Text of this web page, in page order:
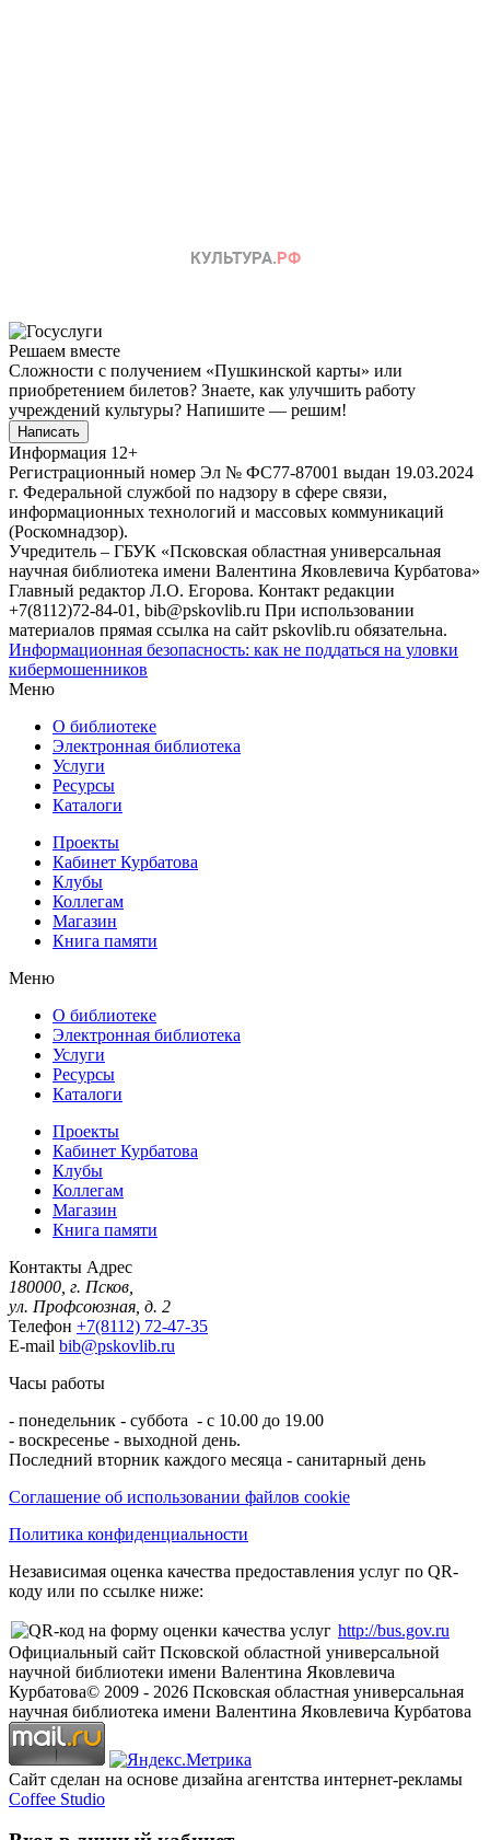
Решаем вместе
Сложности с получением «Пушкинской карты» или
приобретением билетов? Знаете, как улучшить работу
учреждений культуры? Напишите — решим!
Написать
Информация 12+
Регистрационный номер Эл № ФС77-87001 выдан 19.03.2024
г. Федеральной службой по надзору в сфере связи,
информационных технологий и массовых коммуникаций
(Роскомнадзор).
Учредитель – ГБУК «Псковская областная универсальная
научная библиотека имени Валентина Яковлевича Курбатова»
Главный редактор Л.О. Егорова. Контакт редакции
+7(8112)72-84-01, bib@pskovlib.ru При использовании
материалов прямая ссылка на сайт pskovlib.ru обязательна.
Информационная безопасность: как не поддаться на уловки
кибермошенников
Меню
О библиотеке
Электронная библиотека
Услуги
Ресурсы
Каталоги
Проекты
Кабинет Курбатова
Клубы
Коллегам
Магазин
Книга памяти
Меню
О библиотеке
Электронная библиотека
Услуги
Ресурсы
Каталоги
Проекты
Кабинет Курбатова
Клубы
Коллегам
Магазин
Книга памяти
Контакты Адрес
180000, г. Псков,
ул. Профсоюзная, д. 2
Телефон +7(8112) 72-47-35
E-mail bib@pskovlib.ru
Часы работы
- понедельник - суббота - с 10.00 до 19.00
- воскресенье - выходной день.
Последний вторник каждого месяца - санитарный день
Соглашение об использовании файлов cookie
Политика конфиденциальности
Независимая оценка качества предоставления услуг по QR-
коду или по ссылке ниже:
http://bus.gov.ru
Официальный сайт Псковской областной универсальной
научной библиотеки имени Валентина Яковлевича
Курбатова© 2009 - 2026 Псковская областная универсальная
научная библиотека имени Валентина Яковлевича Курбатова
Сайт сделан на основе дизайна агентства интернет-рекламы
Coffee Studio